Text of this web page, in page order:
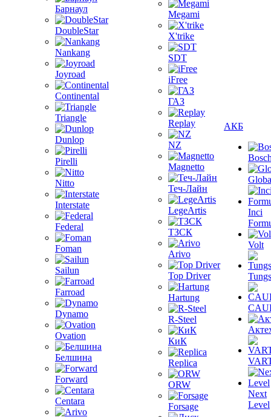
Барнаул
DoubleStar
Nankang
Joyroad
Continental
Triangle
Dunlop
Pirelli
Nitto
Interstate
Federal
Foman
Sailun
Farroad
Dynamo
Ovation
Белшина
Forward
Centara
Megami
X'trike
SDT
iFree
ГАЗ
Replay
NZ
Magnetto
Теч-Лайн
LegeArtis
ТЗСК
Arivo
Top Driver
Hartung
R-Steel
КиК
Replica
ORW
Forsage
АКБ
Inci
Volt
Next
Level